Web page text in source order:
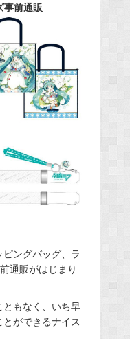
事前通販
ングバッグ、ラ
通販がはじまり
もなく、いち早
ができるナイス